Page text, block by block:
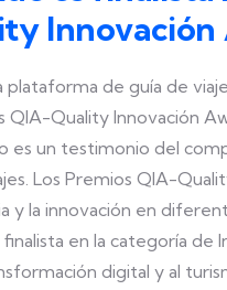
Innovación
de guía de
QIA-Quality Innovación
es un testimonio del
Los Premios QIA-
y la innovación en
en la categoría de
digital y al